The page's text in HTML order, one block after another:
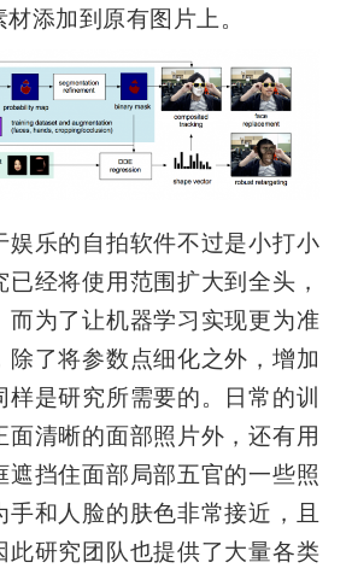
添加到原有图片上。
娱乐的自拍软件不过是小打小
经将使用范围扩大到全头，
而为了让机器学习实现更为准
除了将参数点细化之外，增加
样是研究所需要的。日常的训
面清晰的面部照片外，还有用
遮挡住面部局部五官的一些照
手和人脸的肤色非常接近，且
此研究团队也提供了大量各类